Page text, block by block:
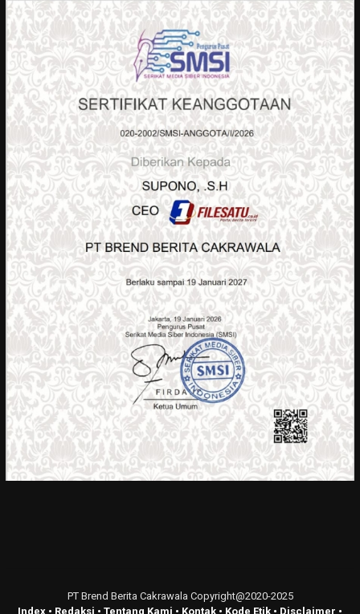
PT Brend Berita Cakrawala Copyright@2020-2025
Index • Redaksi • Tentang Kami • Kontak • Kode Etik • Disclaimer •